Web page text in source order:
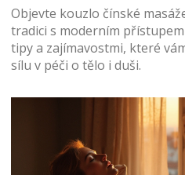
Objevte kouzlo čínské
tradici s moderním
tipy a zajímavostmi, které
sílu v péči o tělo i duši.